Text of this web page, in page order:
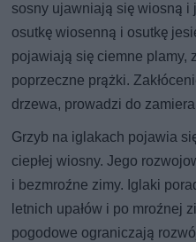
sosny ujawniają się wiosną i
osutkę wiosenną i osutkę
pojawiają się ciemne plamy,
poprzeczne prążki.
drzewa, prowadzi do
Grzyb na iglakach pojawia
ciepłej wiosny. Jego
i bezmroźne zimy. Iglaki
letnich upałów i po mroźnej
pogodowe ograniczają